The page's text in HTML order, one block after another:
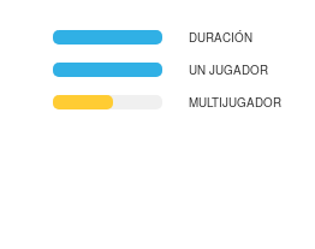
DURACIÓN
UN JUGADOR
MULTIJUGADOR